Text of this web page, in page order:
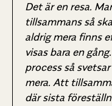
Det är en resa.
tillsammans så
aldrig mera finns
visas bara en
process så
mera. Att
där sista